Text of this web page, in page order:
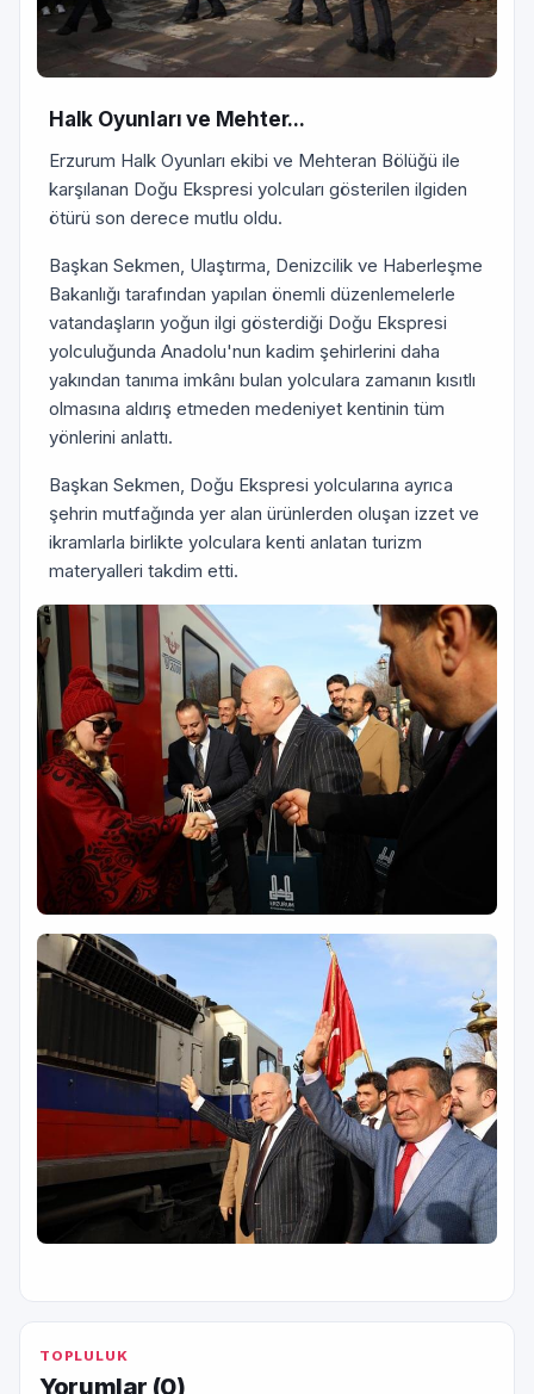
Halk Oyunları ve Mehter...
Erzurum Halk Oyunları ekibi ve Mehteran Bölüğü ile
karşılanan Doğu Ekspresi yolcuları gösterilen ilgiden
ötürü son derece mutlu oldu.
Başkan Sekmen, Ulaştırma, Denizcilik ve Haberleşme
Bakanlığı tarafından yapılan önemli düzenlemelerle
vatandaşların yoğun ilgi gösterdiği Doğu Ekspresi
yolculuğunda Anadolu'nun kadim şehirlerini daha
yakından tanıma imkânı bulan yolculara zamanın kısıtlı
olmasına aldırış etmeden medeniyet kentinin tüm
yönlerini anlattı.
Başkan Sekmen, Doğu Ekspresi yolcularına ayrıca
şehrin mutfağında yer alan ürünlerden oluşan izzet ve
ikramlarla birlikte yolculara kenti anlatan turizm
materyalleri takdim etti.
TOPLULUK
Yorumlar (0)